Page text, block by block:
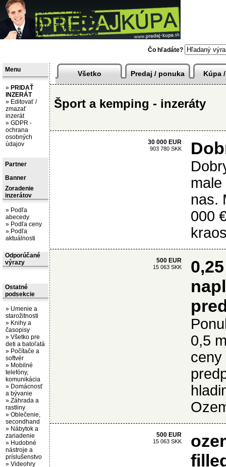
Čo hľadáte?
Menu
» PRIDAŤ
INZERÁT
» Editovať /
zmazať
inzerát
» GDPR -
ochrana
osobných
údajov
Partner
Banner
Zoradenie
inzerátov
» Podľa
abecedy
» Podľa ceny
» Podľa
aktuálnosti
Odporúčané
výrazy
Ostatné
podsekcie
» Umenie a
starožitnosti
» Knihy a
časopisy
» Všetko pre
deti a batoľatá
» Počítače a
softvér
» Mobilné
telefóny,
komunikácia
» Domácnosť
a bývanie
» Záhrada a
rastliny
» Oblečenie,
secondhand
» Nábytok a
zariadenie
» Hudobné
nástroje a
príslušenstvo
» Videohry
Všetko Predaj / ponuka Kúpa
Šport a kemping - inzeráty
30 000 EUR
903 780 SKK
nas.
000
500 EUR
15 063 SKK
0,5
ceny
500 EUR
15 063 SKK